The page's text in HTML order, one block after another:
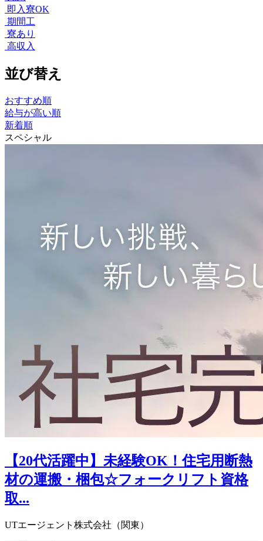
即入寮OK
期間工
寮あり
高収入
並び替え
おすすめ順
給与が高い順
新着順
スペシャル
【20代活躍中】未経験OK！住宅用断熱
材の運搬・梱包☆フォークリフト資格
取...
UTエージェント株式会社（関東）